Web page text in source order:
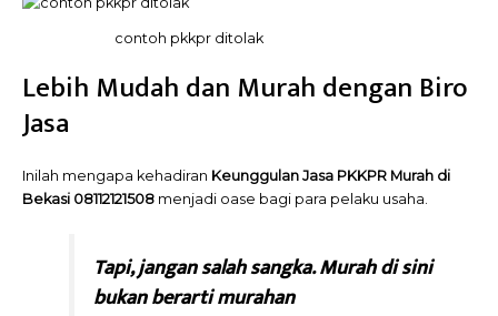
contoh pkkpr ditolak
Lebih Mudah dan Murah dengan Biro
Jasa
Inilah mengapa kehadiran Keunggulan Jasa PKKPR Murah di
Bekasi 08112121508 menjadi oase bagi para pelaku usaha.
Tapi, jangan salah sangka. Murah di sini
bukan berarti murahan